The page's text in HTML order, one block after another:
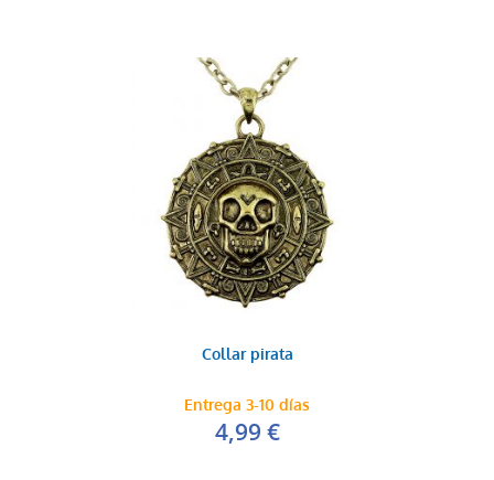
Collar pirata
Entrega 3-10 días
4,99 €